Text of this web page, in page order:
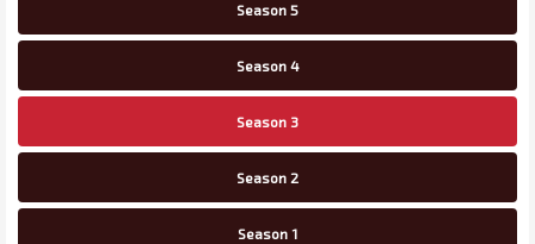
Season 5
Season 4
Season 3
Season 2
Season 1